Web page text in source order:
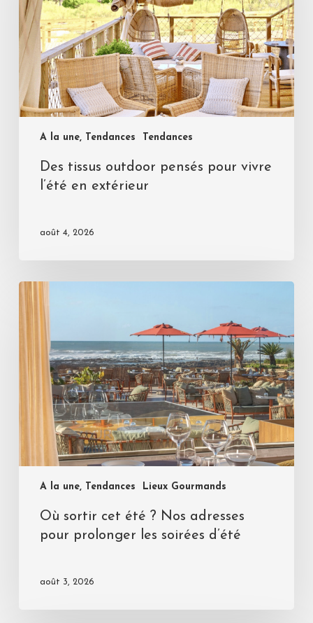
A la une, Tendances Tendances
Des tissus outdoor pensés pour vivre
l’été en extérieur
août 4, 2026
A la une, Tendances Lieux Gourmands
Où sortir cet été ? Nos adresses
pour prolonger les soirées d’été
août 3, 2026